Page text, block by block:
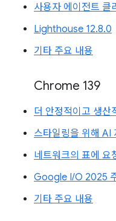
사용자 에이전트 클
Lighthouse 12.8.0
기타 주요 내용
Chrome 139
더 안정적이고 생
스타일링을 위해 AI
네트워크의 표에 요
Google I/O 2025
기타 주요 내용